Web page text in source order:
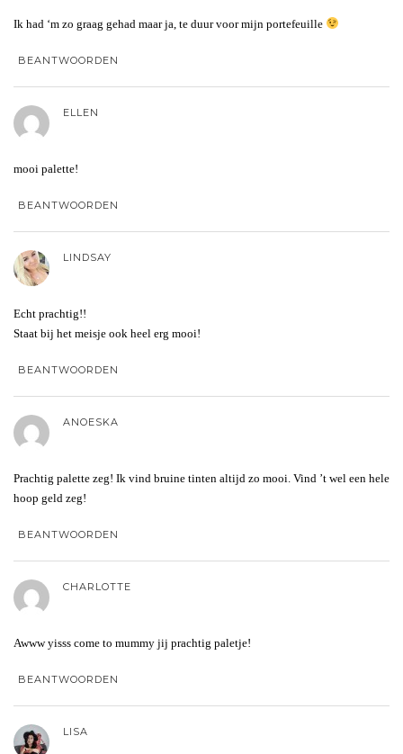
Ik had ‘m zo graag gehad maar ja, te duur voor mijn portefeuille
BEANTWOORDEN
ELLEN
mooi palette!
BEANTWOORDEN
LINDSAY
Echt prachtig!!
Staat bij het meisje ook heel erg mooi!
BEANTWOORDEN
ANOESKA
Prachtig palette zeg! Ik vind bruine tinten altijd zo mooi. Vind ’t wel een hele
hoop geld zeg!
BEANTWOORDEN
CHARLOTTE
Awww yisss come to mummy jij prachtig paletje!
BEANTWOORDEN
LISA